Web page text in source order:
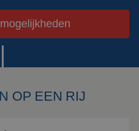
OP EEN RIJ